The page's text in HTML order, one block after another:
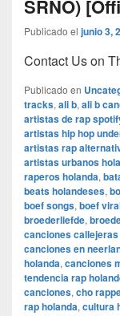
SRNO)
Publicado el junio 3,
Contact Us on
Publicado en
tracks, ali b, ali b
artistas de rap
artistas hip hop
artistas rap
artistas urbanos
raperos holanda,
beats holandeses,
boef songs, boef
broederliefde,
canciones
canciones en
holanda, canciones
tendencia rap
canciones, cho
rap holanda, cultura